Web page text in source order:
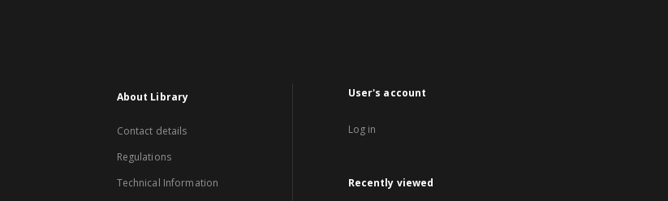
About Library
Contact details
Regulations
Technical Information
User's account
Log in
Recently viewed